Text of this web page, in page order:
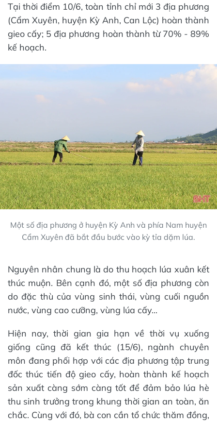
Tại thời điểm 10/6, toàn tỉnh chỉ mới 3 địa phương
(Cẩm Xuyên, huyện Kỳ Anh, Can Lộc) hoàn thành
gieo cấy; 5 địa phương hoàn thành từ 70% - 89%
kế hoạch.
Một số địa phương ở huyện Kỳ Anh và phía Nam huyện
Cẩm Xuyên đã bắt đầu bước vào kỳ tỉa dặm lúa.
Nguyên nhân chung là do thu hoạch lúa xuân kết
thúc muộn. Bên cạnh đó, một số địa phương còn
do đặc thù của vùng sinh thái, vùng cuối nguồn
nước, vùng cao cưỡng, vùng lúa cấy...
Hiện nay, thời gian gia hạn về thời vụ xuống
giống cũng đã kết thúc (15/6), ngành chuyên
môn đang phối hợp với các địa phương tập trung
đốc thúc tiến độ gieo cấy, hoàn thành kế hoạch
sản xuất càng sớm càng tốt để đảm bảo lúa hè
thu sinh trưởng trong khung thời gian an toàn, ăn
chắc. Cùng với đó, bà con cần tổ chức thăm đồng,